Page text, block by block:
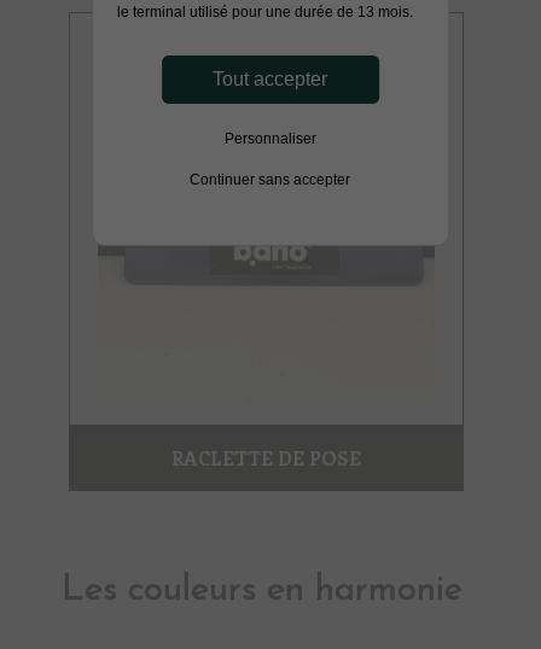
RACLETTE DE POSE
Les couleurs en harmonie
le terminal utilisé pour une durée de 13 mois.
Tout accepter
Personnaliser
Continuer sans accepter